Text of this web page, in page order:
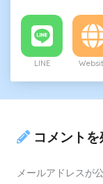
LINE
コメントを
メールアドレスが